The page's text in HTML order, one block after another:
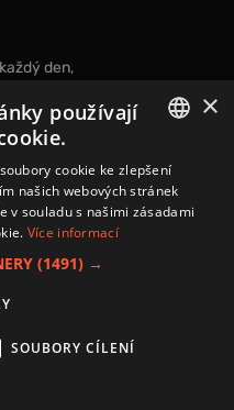
den,
svůj souhlas spodmínkami
CZECH
×
používají
cookie ke zlepšení
našich webových stránek
v souladu s našimi zásadami
Více informací
(1491) →
SOUBORY CÍLENÍ